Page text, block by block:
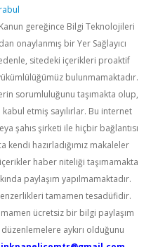
Kanun gereğince Bilgi Teknolojileri
onaylanmış bir Yer Sağlayıcı
sitedeki içerikleri proaktif
bulunmamaktadır.
sorumluluğunu taşımakta olup,
etmiş sayılırlar. Bu internet
şahıs şirketi ile hiçbir bağlantısı
kendi hazırladığımız makaleler
haber niteliği taşımamakta
paylaşım yapılmamaktadır.
tamamen tesadüfidir.
ücretsiz bir bilgi paylaşım
aykırı olduğunu